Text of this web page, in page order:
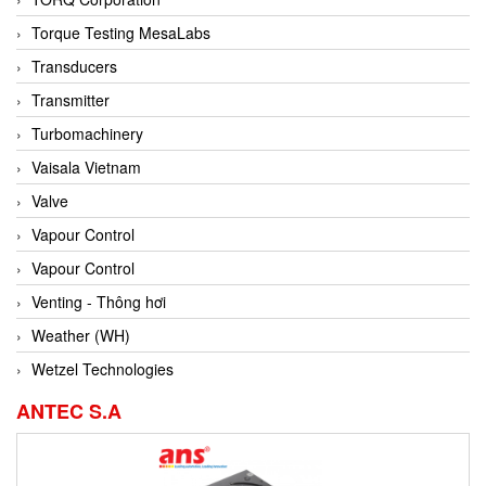
Conch
Conductix/ WAMPFLER
Contrec
Contrinex
Control Solution Minesota
Copeland
Cortem
Cosa Xentaur
Cosil
Coulton
Crouzet
Crowcon
Crutec Dust Zero Vietnam
Torque Testing MesaLabs
Transducers
Transmitter
Turbomachinery
Vaisala Vietnam
Valve
Vapour Control
Vapour Control
Venting - Thông hơi
Weather (WH)
Wetzel Technologies
ANTEC S.A